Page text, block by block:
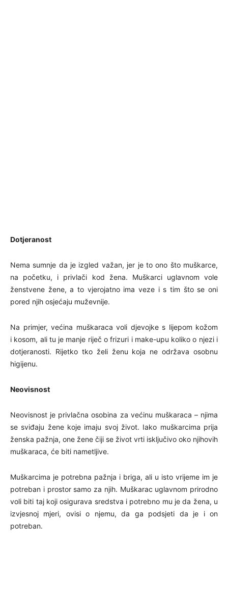
Dotjeranost
Nema sumnje da je izgled važan, jer je to ono što muškarce,
na početku, i privlači kod žena. Muškarci uglavnom vole
ženstvene žene, a to vjerojatno ima veze i s tim što se oni
pored njih osjećaju muževnije.
Na primjer, većina muškaraca voli djevojke s lijepom kožom
i kosom, ali tu je manje riječ o frizuri i make-upu koliko o njezi i
dotjeranosti. Rijetko tko želi ženu koja ne održava osobnu
higijenu.
Neovisnost
Neovisnost je privlačna osobina za većinu muškaraca – njima
se sviđaju žene koje imaju svoj život. Iako muškarcima prija
ženska pažnja, one žene čiji se život vrti isključivo oko njihovih
muškaraca, će biti nametljive.
Muškarcima je potrebna pažnja i briga, ali u isto vrijeme im je
potreban i prostor samo za njih. Muškarac uglavnom prirodno
voli biti taj koji osigurava sredstva i potrebno mu je da žena, u
izvjesnoj mjeri, ovisi o njemu, da ga podsjeti da je i on
potreban.